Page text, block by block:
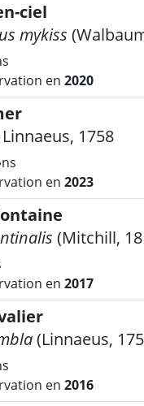
ciel
mykiss
en 2020
Linnaeus, 1758
en 2023
(Mitchill,
en 2017
(Linnaeus,
en 2016